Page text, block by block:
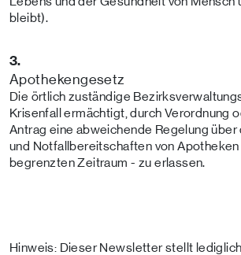
bleibt).
3.
Apothekengesetz
Die örtlich zuständige
Krisenfall ermächtigt, durch Verordnung
Antrag eine abweichende Regelung
und Notfallbereitschaften von Apotheken
begrenzten Zeitraum - zu erlassen.
Hinweis: Dieser Newsletter stellt